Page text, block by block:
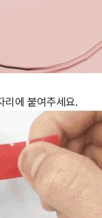
에 붙여주세요.